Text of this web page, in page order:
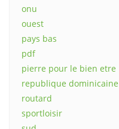
onu
ouest
pays bas
pdf
pierre pour le bien etre
republique dominicaine
routard
sportloisir